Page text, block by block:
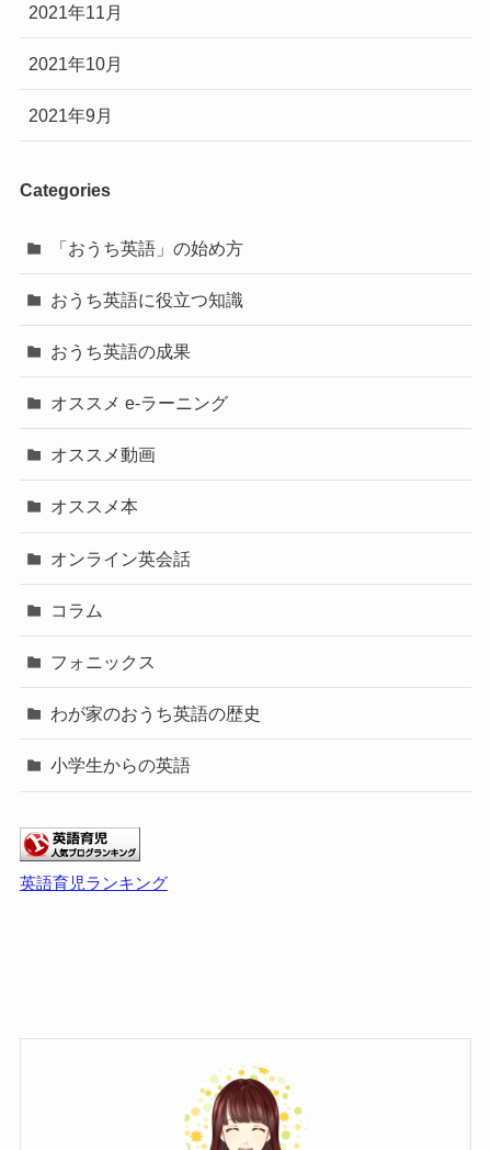
2021年11月
2021年10月
2021年9月
Categories
「おうち英語」の始め方
おうち英語に役立つ知識
おうち英語の成果
オススメ e-ラーニング
オススメ動画
オススメ本
オンライン英会話
コラム
フォニックス
わが家のおうち英語の歴史
小学生からの英語
英語育児ランキング